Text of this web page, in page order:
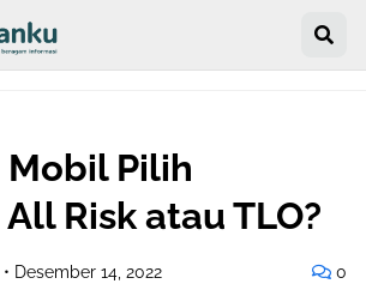
Mobil Pilih
Risk atau TLO?
• Desember 14, 2022 0